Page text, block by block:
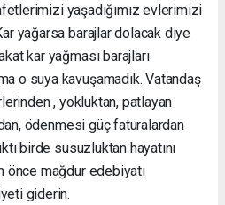
yaşadığımız evlerimizi
yağarsa barajlar dolacak diye
kar yağması barajları
o suya kavuşamadık. Vatandaş
, yokluktan, patlayan
ödenmesi güç faturalardan
birde susuzluktan hayatını
önce mağdur edebiyatı
giderin.